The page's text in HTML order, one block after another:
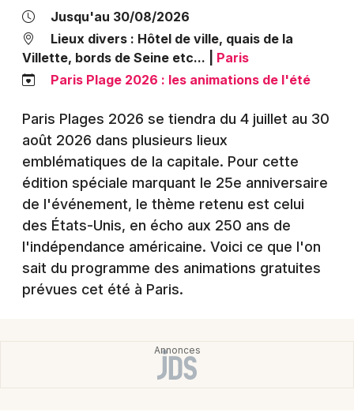
Foires & salons
Spectacles
Sports
Soirées
Sorties famille
Expos
Sorties & loisirs
Actualités en Ile de France
Mulhouse
Montpellier
Nantes
Paris
Strasbourg
Toulouse
Toutes les villes
Jusqu'au 30/08/2026
Lieux divers : Hôtel de ville, quais de la
Villette, bords de Seine etc...
Paris
Paris Plage 2026 : les animations de l'été
Paris Plages 2026 se tiendra du 4 juillet au 30
août 2026 dans plusieurs lieux
emblématiques de la capitale. Pour cette
édition spéciale marquant le 25e anniversaire
de l'événement, le thème retenu est celui
des États-Unis, en écho aux 250 ans de
l'indépendance américaine. Voici ce que l'on
sait du programme des animations gratuites
prévues cet été à Paris.